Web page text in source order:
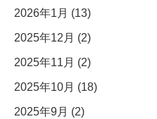
2026年1月 (13)
2025年12月 (2)
2025年11月 (2)
2025年10月 (18)
2025年9月 (2)